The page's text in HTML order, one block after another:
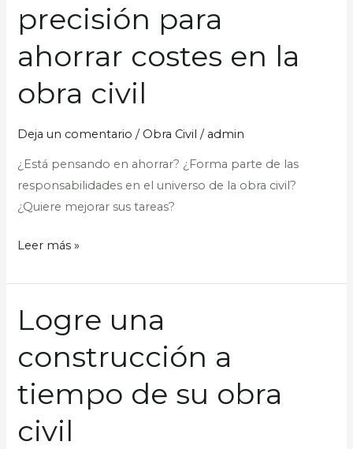
precisión para
ahorrar costes en la
obra civil
Deja un comentario / Obra Civil / admin
¿Está pensando en ahorrar? ¿Forma parte de las
responsabilidades en el universo de la obra civil?
¿Quiere mejorar sus tareas?
de
precisión
para
ahorrar
costes
en
obra
civil
Leer más »
Logre una
construcción a
tiempo de su obra
civil
Logre
una
construcción
tiempo
su